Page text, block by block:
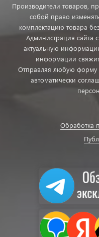
Производители товаров,
собой право
комплектацию товара
Администрация сайта
актуальную
информации
Отправляя любую
автоматически
Обработка